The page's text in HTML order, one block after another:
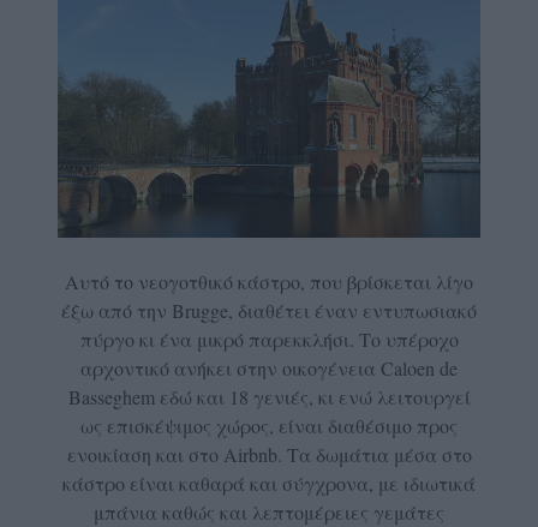
Αυτό το νεογοτθικό κάστρο, που βρίσκεται λίγο
έξω από την Brugge, διαθέτει έναν εντυπωσιακό
πύργο κι ένα μικρό παρεκκλήσι. Το υπέροχο
αρχοντικό ανήκει στην οικογένεια Caloen de
Basseghem εδώ και 18 γενιές, κι ενώ λειτουργεί
ως επισκέψιμος χώρος, είναι διαθέσιμο προς
ενοικίαση και στο Airbnb. Τα δωμάτια μέσα στο
κάστρο είναι καθαρά και σύγχρονα, με ιδιωτικά
μπάνια καθώς και λεπτομέρειες γεμάτες